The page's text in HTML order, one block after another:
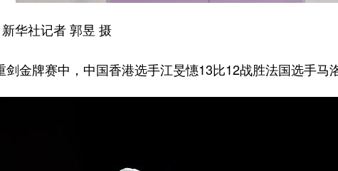
华社记者 郭昱 摄
牌赛中，中国香港选手江旻憓13比12战胜法国选手马